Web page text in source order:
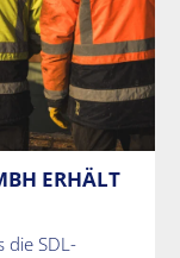
ERHÄLT
die SDL-